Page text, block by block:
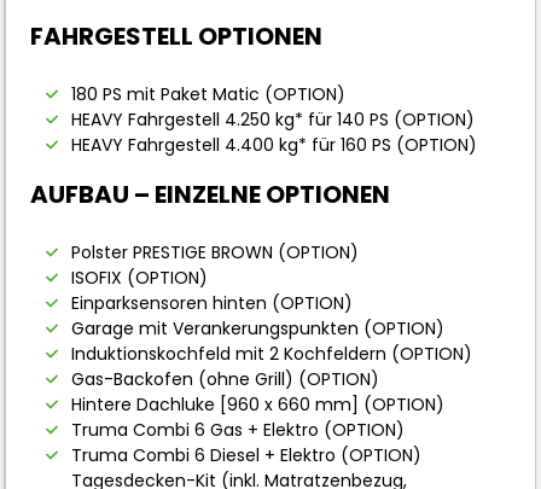
FAHRGESTELL OPTIONEN
180 PS mit Paket Matic (OPTION)
HEAVY Fahrgestell 4.250 kg* für 140 PS (OPTION)
HEAVY Fahrgestell 4.400 kg* für 160 PS (OPTION)
AUFBAU – EINZELNE OPTIONEN
Polster PRESTIGE BROWN (OPTION)
ISOFIX (OPTION)
Einparksensoren hinten (OPTION)
Garage mit Verankerungspunkten (OPTION)
Induktionskochfeld mit 2 Kochfeldern (OPTION)
Gas-Backofen (ohne Grill) (OPTION)
Hintere Dachluke [960 x 660 mm] (OPTION)
Truma Combi 6 Gas + Elektro (OPTION)
Truma Combi 6 Diesel + Elektro (OPTION)
Tagesdecken-Kit (inkl. Matratzenbezug,